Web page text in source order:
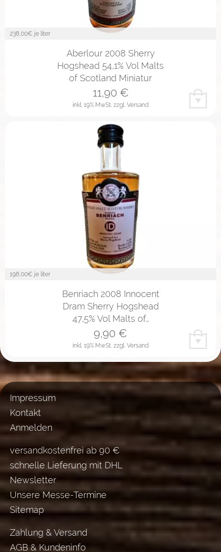
238,00€ je liter
Aberlour 2008 Sherry
Hogshead 54,1% Vol Malts
of Scotland Miniatur
inkl. 19% MwSt. zzgl. Versand
11,90€
198,00€ je liter
Benriach 2008 Innocent
Dram Sherry Hogshead
47,5% Vol Malts of…
inkl. 19% MwSt. zzgl. Versand
9,90 €
Impressum
Kontakt
Anmelden
versandkostenfrei ab 90 €
schnelle Lieferung mit DHL
Newsletter
Unsere Messe-Termine
Sitemap
Zahlung & Versand
AGB & Kundeninfo